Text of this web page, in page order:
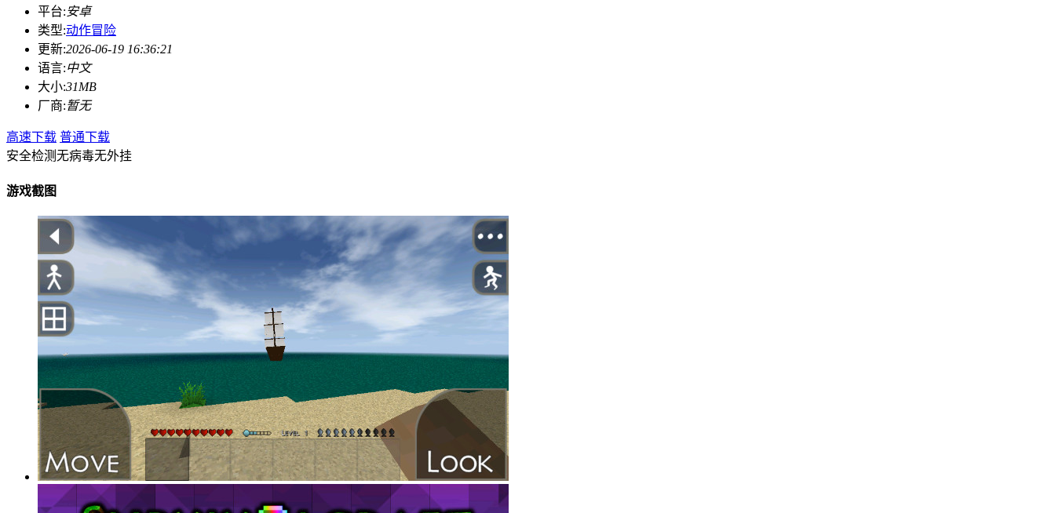
平台:安卓
类型:动作冒险
更新:2026-06-19 16:36:21
语言:中文
大小:31MB
厂商:暂无
高速下载 普通下载
安全检测无病毒无外挂
游戏截图